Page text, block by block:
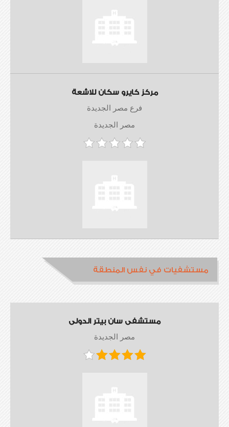
مركز كايرو سكان للاشعة
فرع مصر الجديدة
مصر الجديدة
مستشفيات في نفس المنطقة
مستشفى سان بيتر الدولى
مصر الجديدة